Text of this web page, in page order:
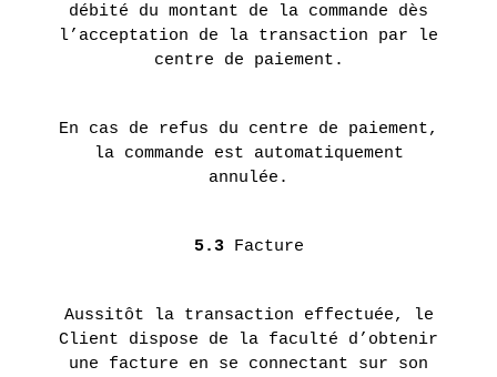
débité du montant de la commande dès
l’acceptation de la transaction par le
centre de paiement.
En cas de refus du centre de paiement,
la commande est automatiquement
annulée.
5.3Facture
Aussitôt la transaction effectuée, le
Client dispose de la faculté d’obtenir
une facture en se connectant sur son